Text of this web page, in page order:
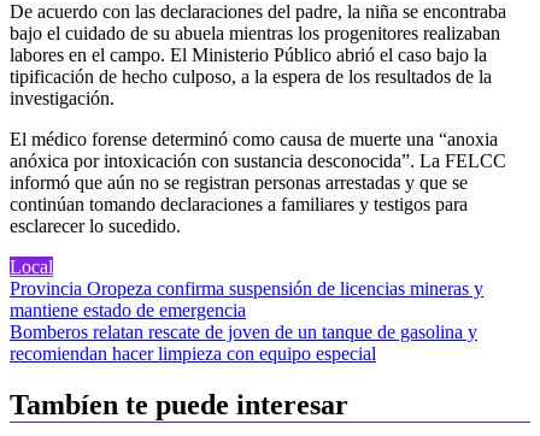
De acuerdo con las declaraciones del padre, la niña se encontraba
bajo el cuidado de su abuela mientras los progenitores realizaban
labores en el campo. El Ministerio Público abrió el caso bajo la
tipificación de hecho culposo, a la espera de los resultados de la
investigación.
El médico forense determinó como causa de muerte una “anoxia
anóxica por intoxicación con sustancia desconocida”. La FELCC
informó que aún no se registran personas arrestadas y que se
continúan tomando declaraciones a familiares y testigos para
esclarecer lo sucedido.
Local
Navegación
de
entradas
Provincia Oropeza confirma suspensión de licencias mineras y
mantiene estado de emergencia
Bomberos relatan rescate de joven de un tanque de gasolina y
recomiendan hacer limpieza con equipo especial
Tambíen te puede interesar